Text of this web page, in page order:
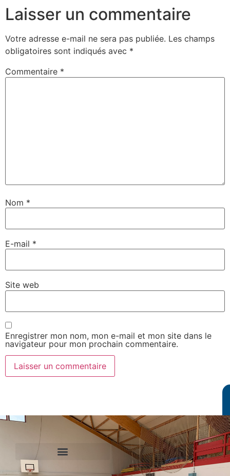
Laisser un commentaire
Votre adresse e-mail ne sera pas publiée. Les champs
obligatoires sont indiqués avec *
Commentaire *
Nom *
E-mail *
Site web
Enregistrer mon nom, mon e-mail et mon site dans le
navigateur pour mon prochain commentaire.